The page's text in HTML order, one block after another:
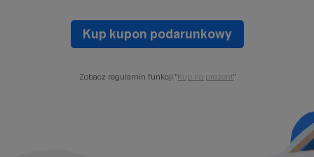
Kup kupon podarunkowy
Zobacz regulamin funkcji "Kup na prezent"